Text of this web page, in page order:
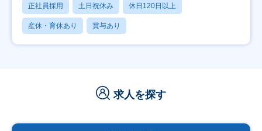
正社員採用 土日祝休み 休日120日以上
産休・育休あり 賞与あり
求人を探す